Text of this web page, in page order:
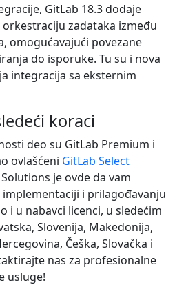
GitLab 18.3 dodaje
zadataka između
omogućavajući povezane
do isporuke. Tu su i nova
integracija sa eksternim
koraci
deo su GitLab Premium i
ovlašćeni GitLab Select
je ovde da vam
i prilagođavanju
i u nabavci licenci, u sledećim
Slovenija, Makedonija,
Češka, Slovačka i
nas za profesionalne
usluge!